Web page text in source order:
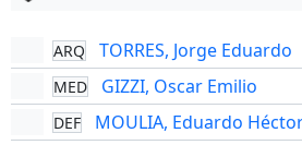
ARQ TORRES, Jorge Eduardo
MED GIZZI, Oscar Emilio
DEF MOULIA, Eduardo